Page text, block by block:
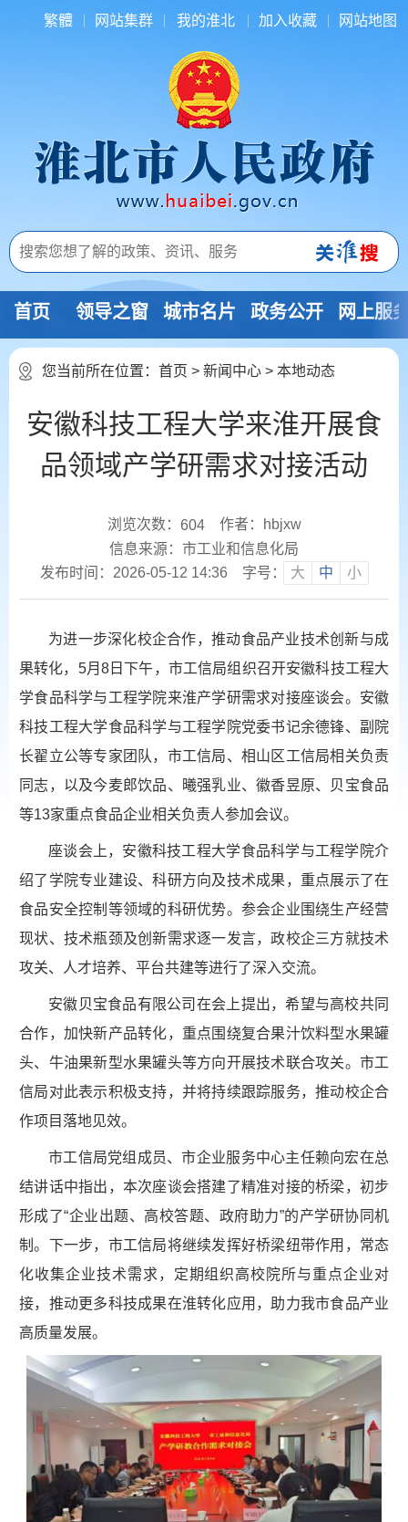
繁體 网站集群 我的淮北 加入收藏 网站地图
首页 领导之窗 城市名片 政务公开 网上服
您当前所在位置： 首页 > 新闻中心 > 本地动态
安徽科技工程大学来淮开展食
品领域产学研需求对接活动
浏览次数： 604
作者：hbjxw
信息来源：市工业和信息化局
发布时间：2026-05-12 14:36
字号： 大 中 小
为进一步深化校企合作，推动食品产业技术创新与成
果转化，5月8日下午，市工信局组织召开安徽科技工程大
学食品科学与工程学院来淮产学研需求对接座谈会。安徽
科技工程大学食品科学与工程学院党委书记余德锋、副院
长翟立公等专家团队，市工信局、相山区工信局相关负责
同志，以及今麦郎饮品、曦强乳业、徽香昱原、贝宝食品
等13家重点食品企业相关负责人参加会议。
座谈会上，安徽科技工程大学食品科学与工程学院介
绍了学院专业建设、科研方向及技术成果，重点展示了在
食品安全控制等领域的科研优势。参会企业围绕生产经营
现状、技术瓶颈及创新需求逐一发言，政校企三方就技术
攻关、人才培养、平台共建等进行了深入交流。
安徽贝宝食品有限公司在会上提出，希望与高校共同
合作，加快新产品转化，重点围绕复合果汁饮料型水果罐
头、牛油果新型水果罐头等方向开展技术联合攻关。市工
信局对此表示积极支持，并将持续跟踪服务，推动校企合
作项目落地见效。
市工信局党组成员、市企业服务中心主任赖向宏在总
结讲话中指出，本次座谈会搭建了精准对接的桥梁，初步
形成了“企业出题、高校答题、政府助力”的产学研协同机
制。下一步，市工信局将继续发挥好桥梁纽带作用，常态
化收集企业技术需求，定期组织高校院所与重点企业对
接，推动更多科技成果在淮转化应用，助力我市食品产业
高质量发展。